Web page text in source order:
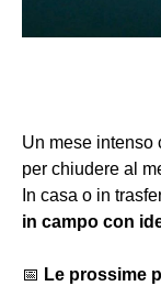
Un mese intenso
per chiudere al
In casa o in
in campo con
📅 Le prossime